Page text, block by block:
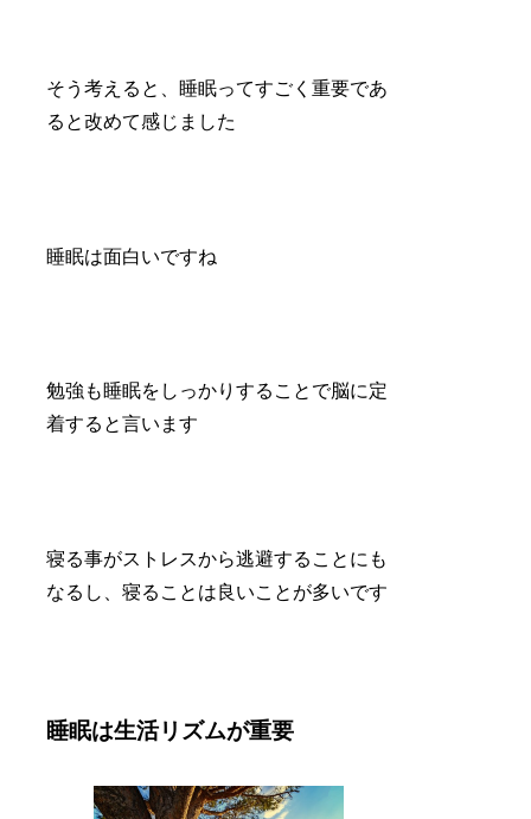
そう考えると、睡眠ってすごく重要であ
ると改めて感じました
睡眠は面白いですね
勉強も睡眠をしっかりすることで脳に定
着すると言います
寝る事がストレスから逃避することにも
なるし、寝ることは良いことが多いです
睡眠は生活リズムが重要